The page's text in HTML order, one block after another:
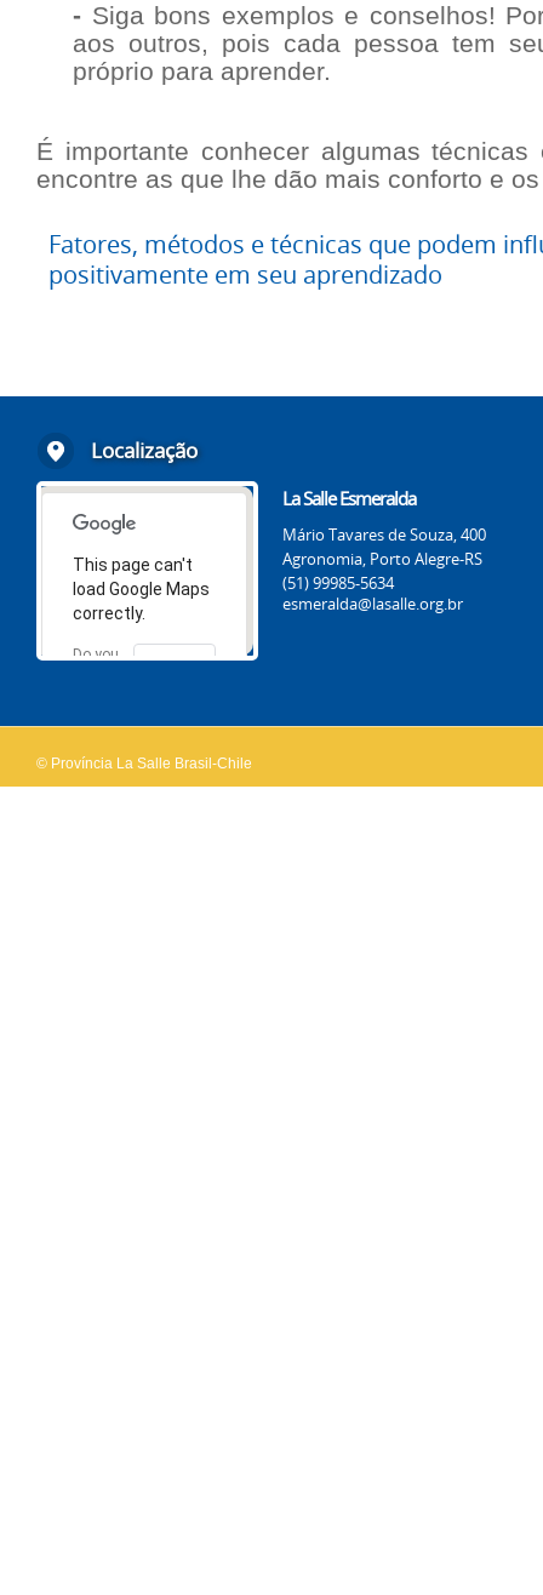
- Siga bons exemplos e conselhos!
aos outros, pois cada pessoa tem
próprio para aprender.
É importante conhecer algumas
encontre as que lhe dão mais conforto e
Fatores, métodos e técnicas que podem
positivamente em seu aprendizado
Localização
This page can't
load Google Maps
correctly.
Do you
OK
La Salle Esmeralda
Mário Tavares de Souza, 400
Agronomia, Porto Alegre-RS
(51) 99985-5634
esmeralda@lasalle.org.br
© Província La Salle Brasil-Chile